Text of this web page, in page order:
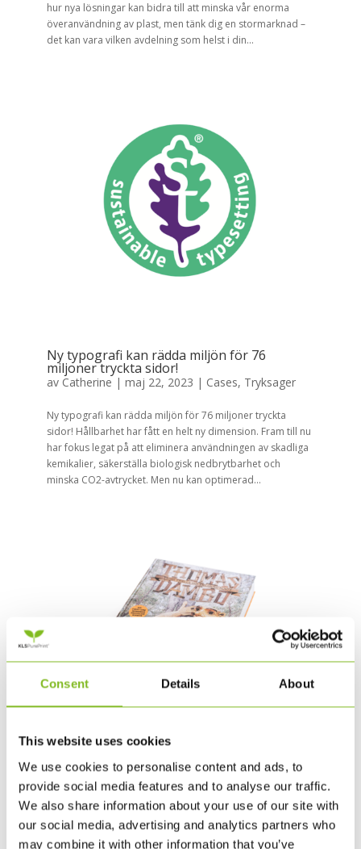
Consent Details About
This website uses cookies
We use cookies to personalise content and ads, to
provide social media features and to analyse our traffic.
We also share information about your use of our site with
our social media, advertising and analytics partners who
may combine it with other information that you’ve
hur nya lösningar kan bidra till att minska vår enorma
överanvändning av plast, men tänk dig en stormarknad –
det kan vara vilken avdelning som helst i din...
Ny typografi kan rädda miljön för 76
miljoner tryckta sidor!
av Catherine |maj 22, 2023 | Cases, Tryksager
Ny typografi kan rädda miljön för 76 miljoner tryckta
sidor! Hållbarhet har fått en helt ny dimension. Fram till nu
har fokus legat på att eliminera användningen av skadliga
kemikalier, säkerställa biologisk nedbrytbarhet och
minska CO2-avtrycket. Men nu kan optimerad...
kompletta Cradle to Cradle bok
av Catherine |maj 22, 2023|Cases
Trollskulpturer och Norra Europa första kompletta Cradle
to Cradle bok Har du hört talas om Thomas Dambo och
hans trollskulpturer? I samband med avtäckningen av troll